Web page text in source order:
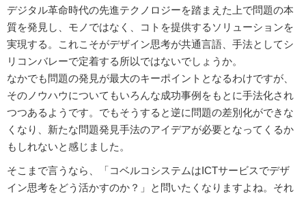
デジタル革命時代の先進テクノロジーを踏まえた上で問題の本
質を発見し、モノではなく、コトを提供するソリューションを
実現する。これこそがデザイン思考が共通言語、手法としてシ
リコンバレーで定着する所以ではないでしょうか。
なかでも問題の発見が最大のキーポイントとなるわけですが、
そのノウハウについてもいろんな成功事例をもとに手法化され
つつあるようです。でもそうすると逆に問題の差別化ができな
くなり、新たな問題発見手法のアイデアが必要となってくるか
もしれないと感じました。
そこまで言うなら、「コベルコシステムはICTサービスでデザ
イン思考をどう活かすのか？」と問いたくなりますよね。それ